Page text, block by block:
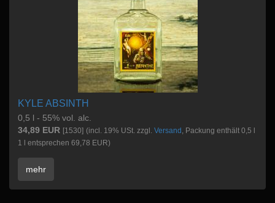
KYLE ABSINTH
0,5 l - 55% vol. alc.
34,89 EUR [1530] (incl. 19% USt. zzgl. Versand , Packung enthält 0,5 l
1 l entsprechen 69,78 EUR)
mehr